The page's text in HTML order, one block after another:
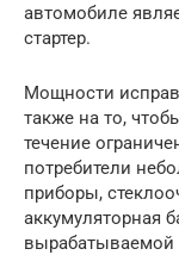
автомобиле
стартер.
Мощности
также на то,
течение
потребители
приборы,
аккумуляторная
вырабатываемой